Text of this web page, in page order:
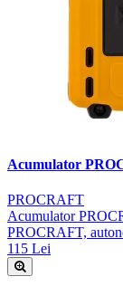
Acumulator
PROCRAFT
Acumulator
PROCRAFT,
115 Lei